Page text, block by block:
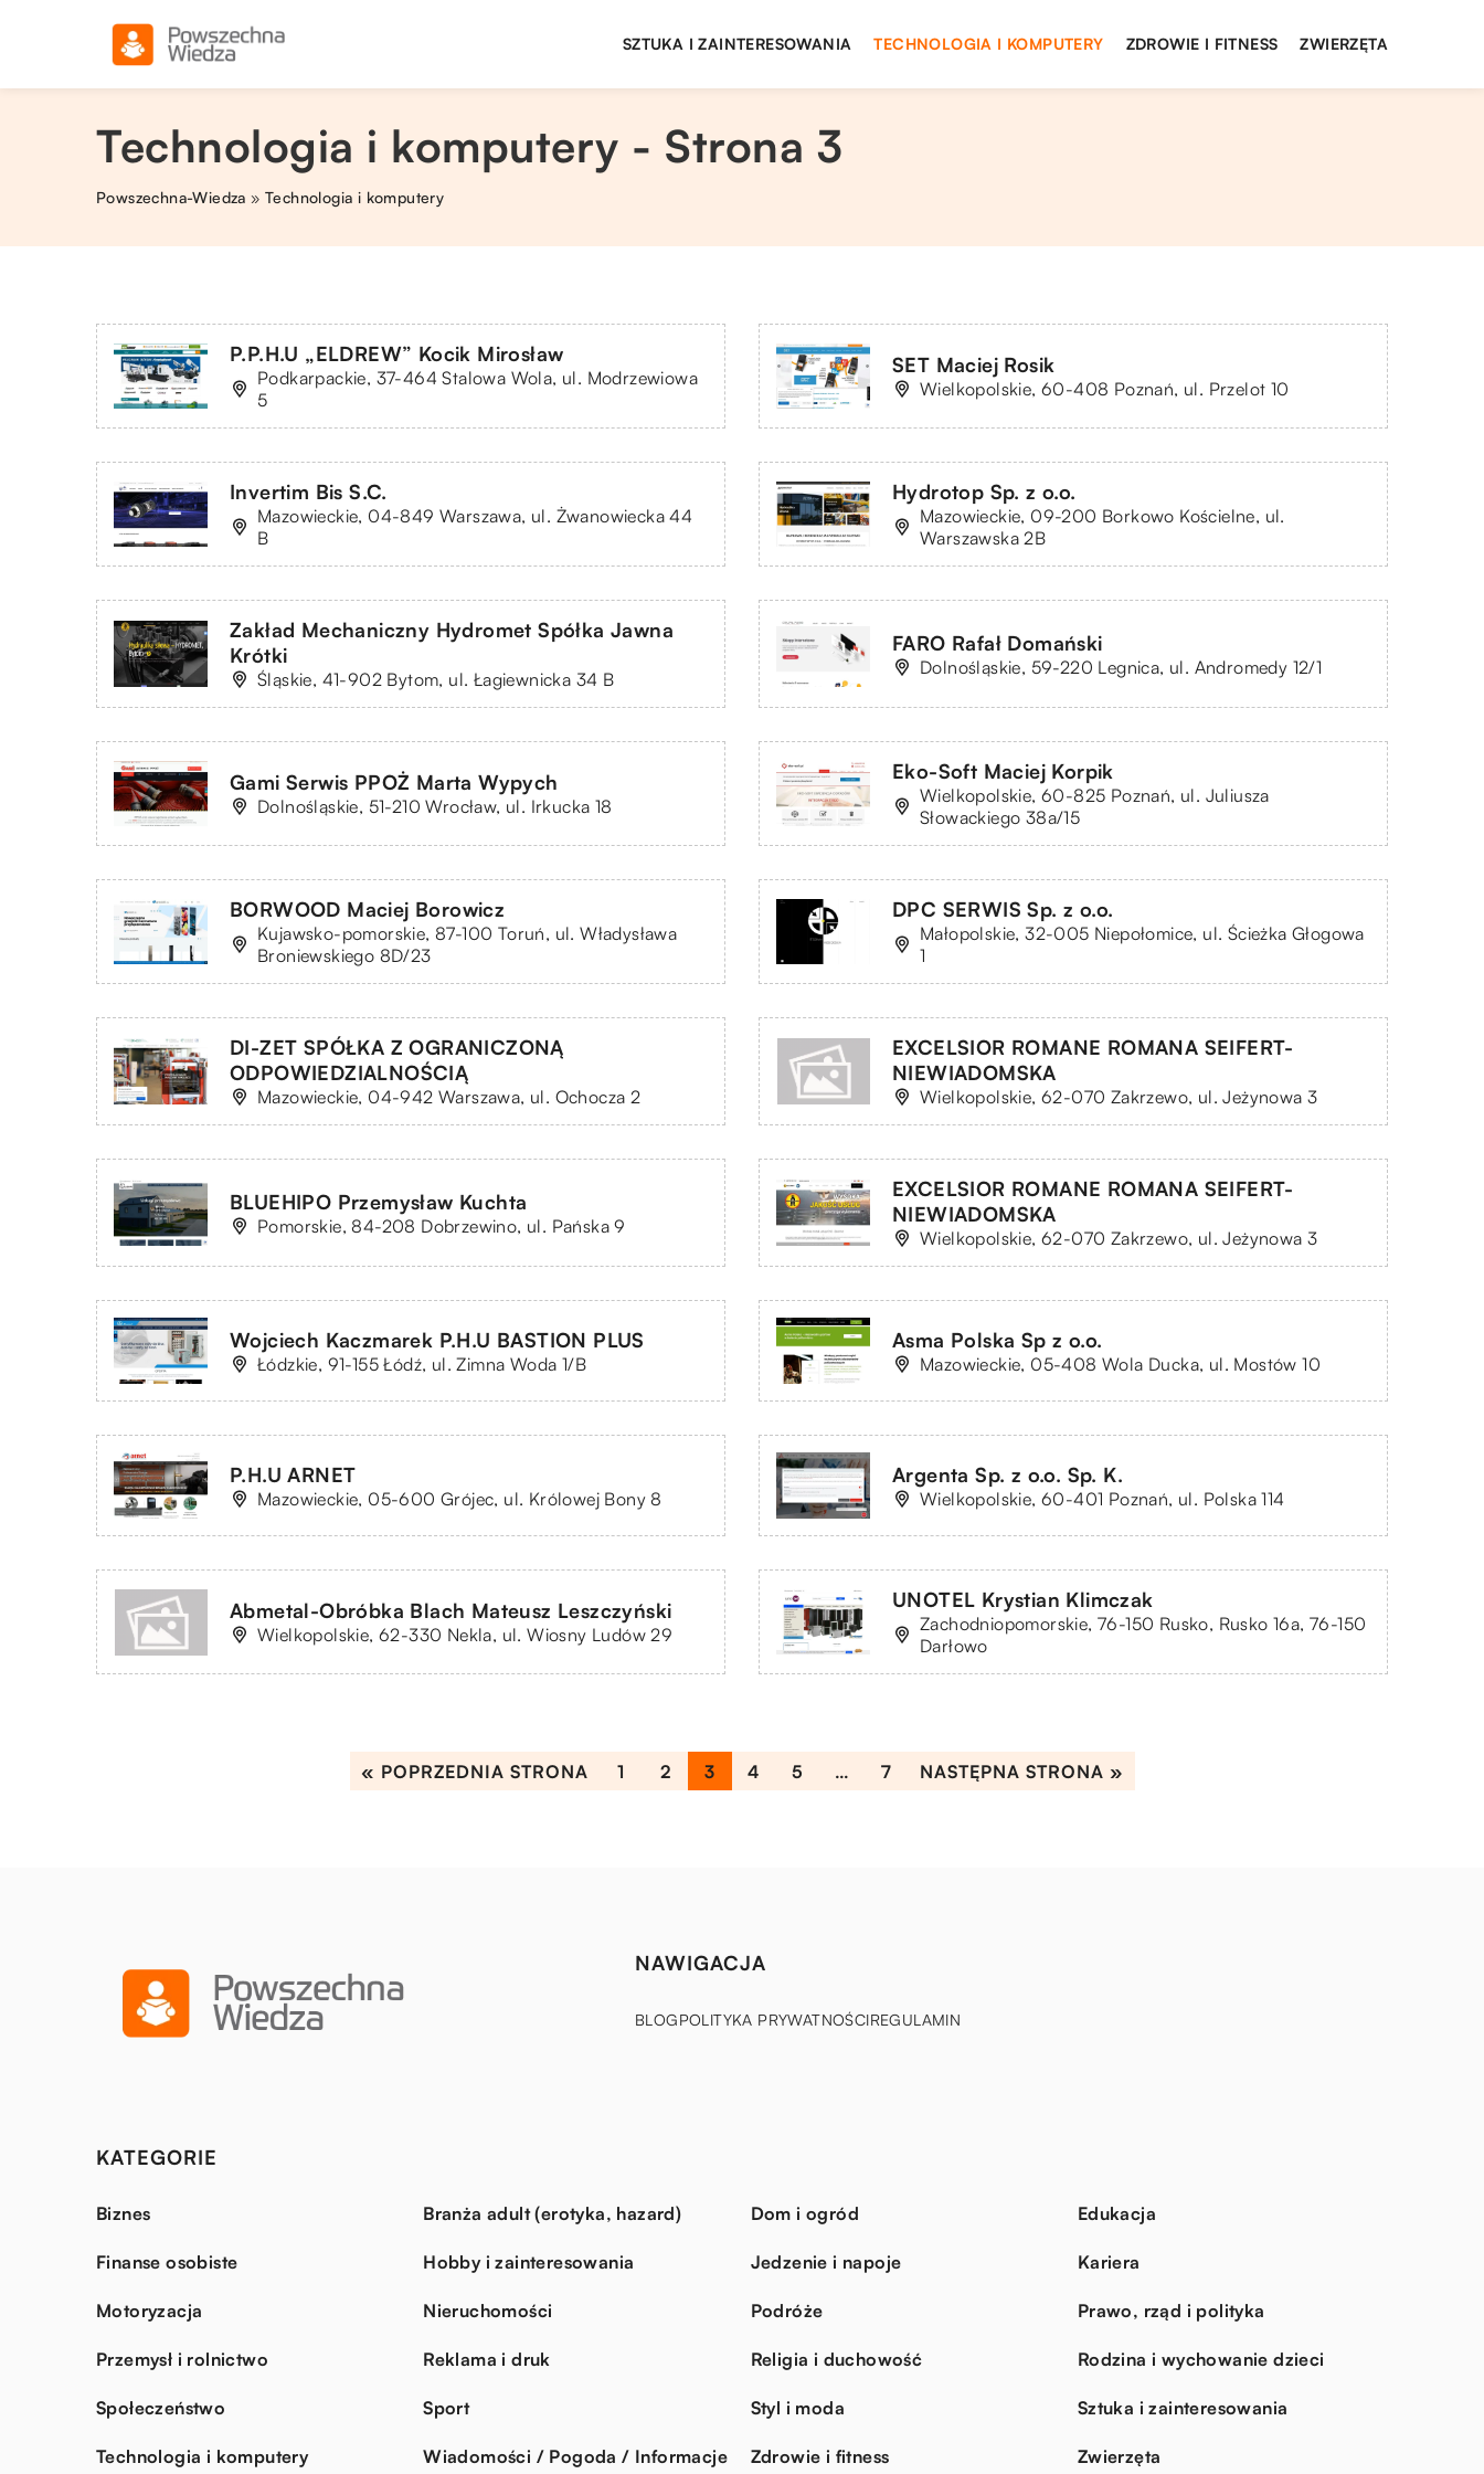
SZTUKA I ZAINTERESOWANIA TECHNOLOGIA I KOMPUTERY ZDROWIE I FITNESS ZWIERZĘTA
Technologia i komputery - Strona 3
Powszechna-Wiedza »Technologia i komputery
P.P.H.U „ELDREW” Kocik Mirosław
Podkarpackie, 37-464 Stalowa Wola, ul. Modrzewiowa
5
SET Maciej Rosik
Wielkopolskie, 60-408 Poznań, ul. Przelot 10
Invertim Bis S.C.
Mazowieckie, 04-849 Warszawa, ul. Żwanowiecka 44
B
Hydrotop Sp. z o.o.
Mazowieckie, 09-200 Borkowo Kościelne, ul.
Warszawska 2B
Zakład Mechaniczny Hydromet Spółka Jawna
Krótki
Śląskie, 41-902 Bytom, ul. Łagiewnicka 34 B
FARO Rafał Domański
Dolnośląskie, 59-220 Legnica, ul. Andromedy 12/1
Gami Serwis PPOŻ Marta Wypych
Dolnośląskie, 51-210 Wrocław, ul. Irkucka 18
Eko-Soft Maciej Korpik
Wielkopolskie, 60-825 Poznań, ul. Juliusza
Słowackiego 38a/15
BORWOOD Maciej Borowicz
Kujawsko-pomorskie, 87-100 Toruń, ul. Władysława
Broniewskiego 8D/23
DPC SERWIS Sp. z o.o.
Małopolskie, 32-005 Niepołomice, ul. Ścieżka Głogowa
1
DI-ZET SPÓŁKA Z OGRANICZONĄ
ODPOWIEDZIALNOŚCIĄ
Mazowieckie, 04-942 Warszawa, ul. Ochocza 2
EXCELSIOR ROMANE ROMANA SEIFERT-
NIEWIADOMSKA
Wielkopolskie, 62-070 Zakrzewo, ul. Jeżynowa 3
BLUEHIPO Przemysław Kuchta
Pomorskie, 84-208 Dobrzewino, ul. Pańska 9
EXCELSIOR ROMANE ROMANA SEIFERT-
NIEWIADOMSKA
Wielkopolskie, 62-070 Zakrzewo, ul. Jeżynowa 3
Wojciech Kaczmarek P.H.U BASTION PLUS
Łódzkie, 91-155 Łódź, ul. Zimna Woda 1/B
Asma Polska Sp z o.o.
Mazowieckie, 05-408 Wola Ducka, ul. Mostów 10
P.H.U ARNET
Mazowieckie, 05-600 Grójec, ul. Królowej Bony 8
Argenta Sp. z o.o. Sp. K.
Wielkopolskie, 60-401 Poznań, ul. Polska 114
Abmetal-Obróbka Blach Mateusz Leszczyński
Wielkopolskie, 62-330 Nekla, ul. Wiosny Ludów 29
UNOTEL Krystian Klimczak
Zachodniopomorskie, 76-150 Rusko, Rusko 16a, 76-150
Darłowo
« POPRZEDNIA STRONA 1 2 3 4 5 … 7 NASTĘPNA STRONA »
NAWIGACJA
BLOGPOLITYKA PRYWATNOŚCIREGULAMIN
KATEGORIE
Biznes Branża adult (erotyka, hazard) Dom i ogród Edukacja
Finanse osobiste Hobby i zainteresowania Jedzenie i napoje Kariera
Motoryzacja Nieruchomości Podróże Prawo, rząd i polityka
Przemysł i rolnictwo Reklama i druk Religia i duchowość Rodzina i wychowanie dzieci
Społeczeństwo Sport Styl i moda Sztuka i zainteresowania
Technologia i komputery Wiadomości / Pogoda / Informacje Zdrowie i fitness Zwierzęta